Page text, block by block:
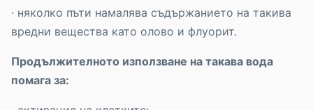
· няколко пъти намалява съдържанието на такива
вредни вещества като олово и флуорит.
Продължителното използване на такава вода
помага за: